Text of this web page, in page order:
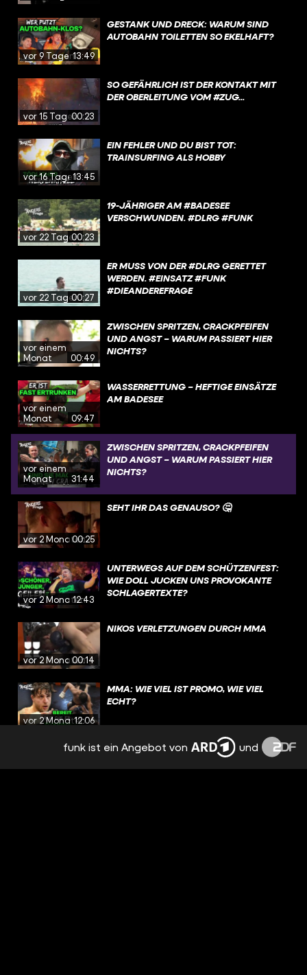
vor 9 Tagen13:49
GESTANK UND DRECK: WARUM SIND
AUTOBAHN TOILETTEN SO EKELHAFT?
vor 15 Tagen00:23
SO GEFÄHRLICH IST DER KONTAKT MIT
DER OBERLEITUNG VOM #ZUG...
vor 16 Tagen13:45
EIN FEHLER UND DU BIST TOT:
TRAINSURFING ALS HOBBY
vor 22 Tagen00:23
19-JÄHRIGER AM #BADESEE
VERSCHWUNDEN. #DLRG #FUNK
vor 22 Tagen00:27
ER MUSS VON DER #DLRG GERETTET
WERDEN. #EINSATZ #FUNK
#DIEANDEREFRAGE
vor einem
Monat
00:49
ZWISCHEN SPRITZEN, CRACKPFEIFEN
UND ANGST – WARUM PASSIERT HIER
NICHTS?
vor einem
Monat
09:47
WASSERRETTUNG – HEFTIGE EINSÄTZE
AM BADESEE
vor einem
Monat
31:44
ZWISCHEN SPRITZEN, CRACKPFEIFEN
UND ANGST – WARUM PASSIERT HIER
NICHTS?
vor 2 Monaten
00:25
SEHT IHR DAS GENAUSO? 🤔
vor 2 Monaten
12:43
UNTERWEGS AUF DEM SCHÜTZENFEST:
WIE DOLL JUCKEN UNS PROVOKANTE
SCHLAGERTEXTE?
vor 2 Monaten
00:14
NIKOS VERLETZUNGEN DURCH MMA
vor 2 Monaten12:06
MMA: WIE VIEL IST PROMO, WIE VIEL
ECHT?
LOU WÄRE MIT 16 FAST IN EINEM CLUB
funk ist ein Angebot von und